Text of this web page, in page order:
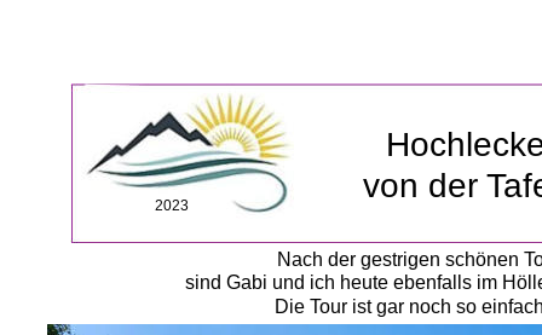
Nach der gestrigen schönen
sind Gabi und ich heute ebenfalls im
Die Tour ist gar noch so
2023
von der